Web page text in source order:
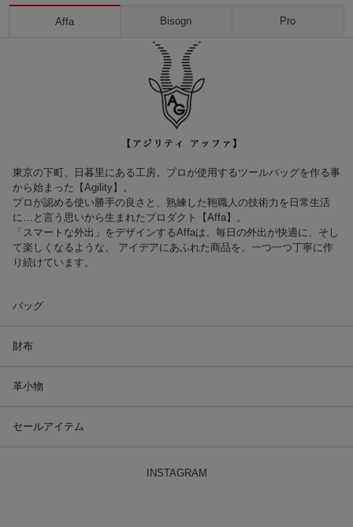
Affa Bisogn Pro
東京の下町、日暮里にある工房。プロが使用するツールバッグを作る事
から始まった【Agility】。
プロが認める使い勝手の良さと、熟練した鞄職人の技術力を日常生活
に…と言う思いから生まれたプロダクト【Affa】。
「スマートな外出」をデザインするAffaは、毎日の外出が快適に、そし
て楽しくなるような、 アイデアにあふれた商品を、一つ一つ丁寧に作
り続けています。
バッグ
財布
革小物
セールアイテム
INSTAGRAM